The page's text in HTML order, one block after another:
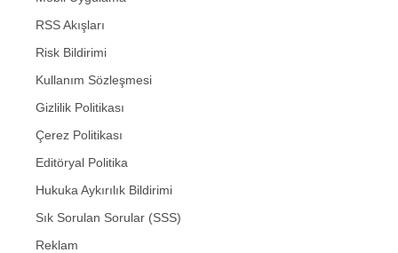
RSS Akışları
Risk Bildirimi
Kullanım Sözleşmesi
Gizlilik Politikası
Çerez Politikası
Editöryal Politika
Hukuka Aykırılık Bildirimi
Sık Sorulan Sorular (SSS)
Reklam